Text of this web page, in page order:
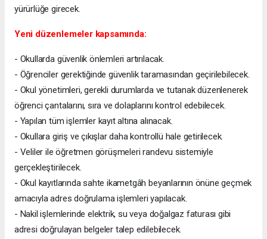
yürürlüğe girecek.
Yeni düzenlemeler kapsamında:
- Okullarda güvenlik önlemleri artırılacak.
- Öğrenciler gerektiğinde güvenlik taramasından geçirilebilecek.
- Okul yönetimleri, gerekli durumlarda ve tutanak düzenlenerek
öğrenci çantalarını, sıra ve dolaplarını kontrol edebilecek.
- Yapılan tüm işlemler kayıt altına alınacak.
- Okullara giriş ve çıkışlar daha kontrollü hale getirilecek.
- Veliler ile öğretmen görüşmeleri randevu sistemiyle
gerçekleştirilecek.
- Okul kayıtlarında sahte ikametgâh beyanlarının önüne geçmek
amacıyla adres doğrulama işlemleri yapılacak.
- Nakil işlemlerinde elektrik, su veya doğalgaz faturası gibi
adresi doğrulayan belgeler talep edilebilecek.